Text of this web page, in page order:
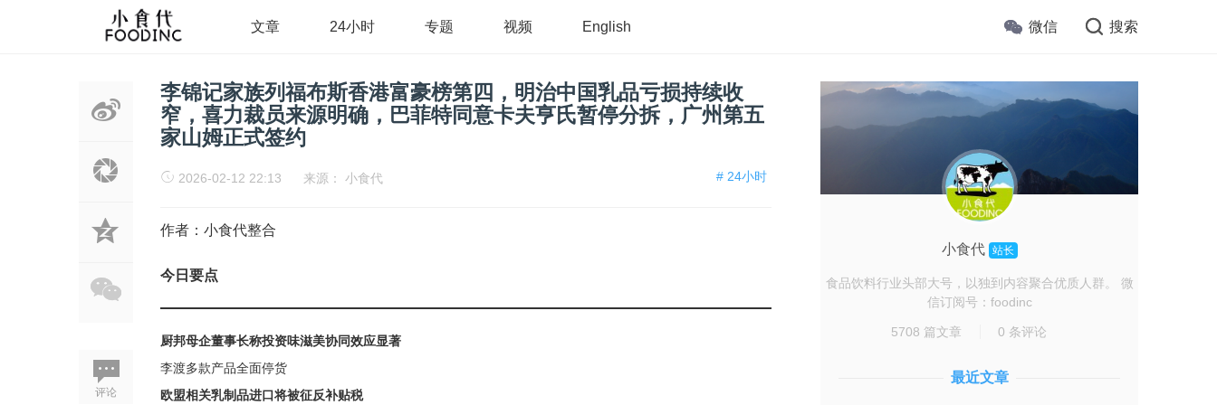
文章 24小时 专题 视频 English 微信 搜索
评论
李锦记家族列福布斯香港富豪榜第四，明治中国乳品亏损持续收
窄，喜力裁员来源明确，巴菲特同意卡夫亨氏暂停分拆，广州第五
家山姆正式签约
# 24小时
2026-02-12 22:13 来源： 小食代
作者：小食代整合
今日要点
厨邦母企董事长称投资味滋美协同效应显著
李渡多款产品全面停货
欧盟相关乳制品进口将被征反补贴税
小食代 站长
食品饮料行业头部大号，以独到内容聚合优质人群。 微
信订阅号：foodinc
5708 篇文章 0 条评论
最近文章